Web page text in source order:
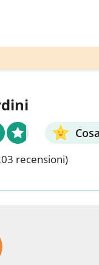
recensioni)